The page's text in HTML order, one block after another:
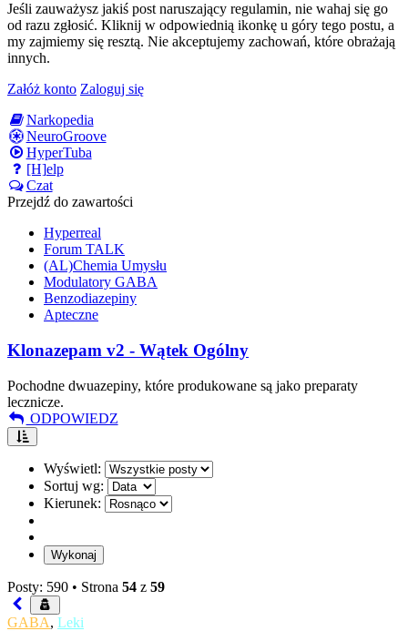
Jeśli zauważysz jakiś post naruszający regulamin, nie wahaj się go
od razu zgłosić. Kliknij w odpowiednią ikonkę u góry tego postu, a
my zajmiemy się resztą. Nie akceptujemy zachowań, które obrażają
innych.
Załóż konto Zaloguj się
Narkopedia
NeuroGroove
HyperTuba
[H]elp
Czat
Przejdź do zawartości
Hyperreal
Forum TALK
(AL)Chemia Umysłu
Modulatory GABA
Benzodiazepiny
Apteczne
Klonazepam v2 - Wątek Ogólny
Pochodne dwuazepiny, które produkowane są jako preparaty
lecznicze.
ODPOWIEDZ
Wyświetl:
Sortuj wg:
Kierunek:
Posty: 590 • Strona 54 z 59
GABA, Leki